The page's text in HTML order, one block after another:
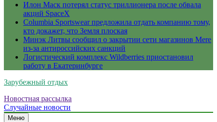
Илон Маск потерял статус триллионера после обвала
акций SpaceX
Columbia Sportswear предложила отдать компанию тому,
кто докажет, что Земля плоская
Минэк Литвы сообщил о закрытии сети магазинов Mere
из-за антироссийских санкций
Логистический комплекс Wildberries приостановил
работу в Екатеринбурге
Зарубежный отдых
Новостная рассылка
Случайные новости
Меню